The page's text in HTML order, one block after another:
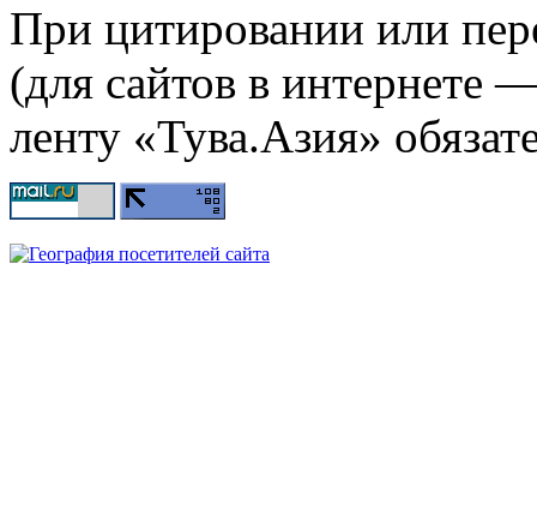
При цитировании или
(для сайтов в интернете
ленту «Тува.Азия»